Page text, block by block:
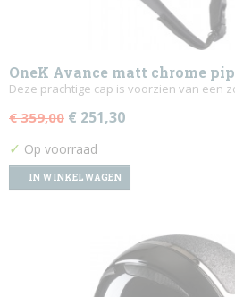
OneK Avance matt chrome
Deze prachtige cap is voorzien van een
€ 359,00 € 251,30
✓ Op voorraad
IN WINKELWAGEN